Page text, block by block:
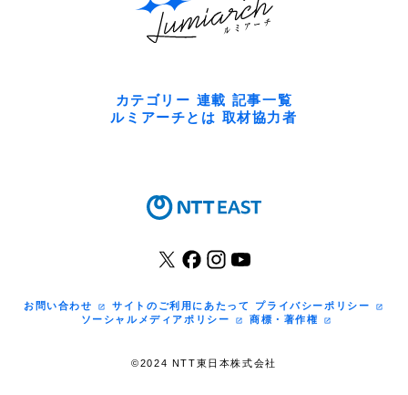
カテゴリー 連載 記事一覧
ルミアーチとは 取材協力者
お問い合わせ サイトのご利用にあたって
プライバシーポリシー
ソーシャルメディアポリシー
商標・著作権
©2024 NTT東日本株式会社